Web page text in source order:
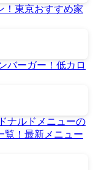
！東京おすすめ家
バーガー！低カロ
ナルドメニューの
覧！最新メニュー